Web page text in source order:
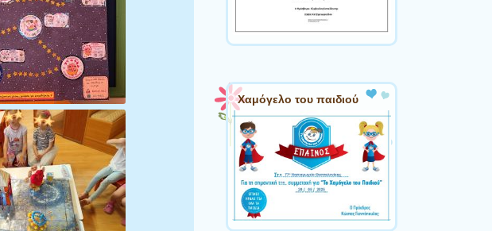
Χαμόγελο του παιδιού